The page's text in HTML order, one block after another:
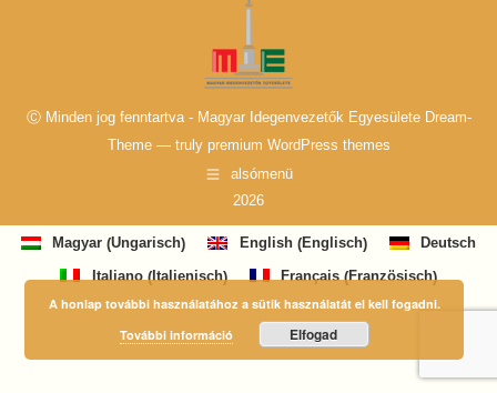
Ⓒ Minden jog fenntartva - Magyar Idegenvezetők Egyesülete Dream-
Theme — truly premium WordPress themes
alsómenü
2026
Magyar (Ungarisch) English(Englisch)
Deutsch
Italiano(Italienisch) Français(Französisch)
A honlap további használatához a sütik használatát el kell fogadni.
További információ
Elfogad